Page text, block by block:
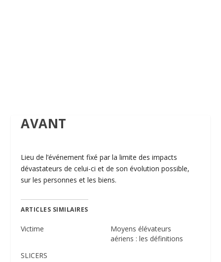
AVANT
Lieu de l’événement fixé par la limite des impacts
dévastateurs de celui-ci et de son évolution possible,
sur les personnes et les biens.
ARTICLES SIMILAIRES
Victime
Moyens élévateurs
aériens : les définitions
SLICERS